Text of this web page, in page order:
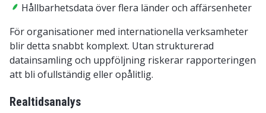
Hållbarhetsdata över flera länder och affärsenheter
För organisationer med internationella verksamheter
blir detta snabbt komplext. Utan strukturerad
datainsamling och uppföljning riskerar rapporteringen
att bli ofullständig eller opålitlig.
Realtidsanalys